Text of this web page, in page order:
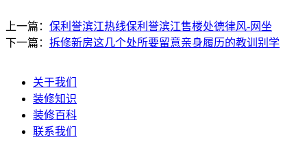
上一篇： 保利誉滨江热线保利誉滨江售楼处德律风-网坐
下一篇： 拆修新房这几个处所要留意亲身履历的教训别学
关于我们
装修知识
装修百科
联系我们